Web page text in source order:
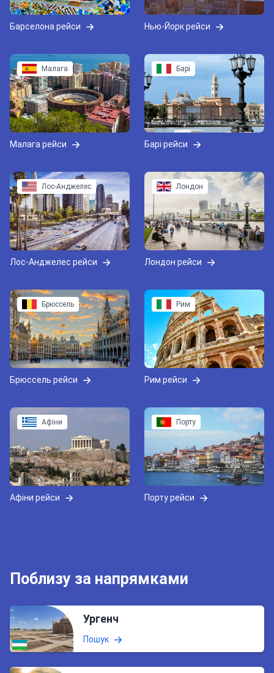
Барселона рейси Нью-Йорк рейси
Малага
Малага рейси
Барі
Барі рейси
Лос-Анджелес
Лос-Анджелес рейси
Лондон
Лондон рейси
Брюссель
Брюссель рейси
Рим
Рим рейси
Афіни
Афіни рейси
Порту
Порту рейси
Поблизу за напрямками
Ургенч
Пошук